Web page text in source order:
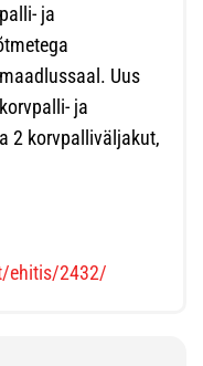
ja
Uus
ja
2 korvpalliväljakut,
ehitis/2432/